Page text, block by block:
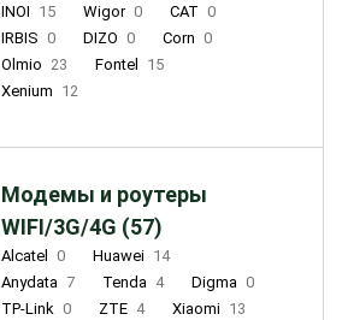
INOI 15 Wigor 0 CAT 0
IRBIS 0 DIZO 0 Corn 0
Olmio 23 Fontel
15
Xenium 12
Модемы и роутеры
WIFI/3G/4G (57)
Alcatel 0 Huawei 14
Anydata 7 Tenda 4 Digma 0
TP-Link 0 ZTE 4 Xiaomi 13